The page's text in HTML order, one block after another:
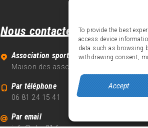
To provide the best
access device
data such as browsing
withdrawing consent,
Accept
Nous contacter
Association sportive Alpe d'Huez 21
Maison des associations - 70 avenue de
Par téléphone
06 81 24 15 41
Par email